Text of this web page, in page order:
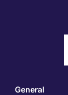
General